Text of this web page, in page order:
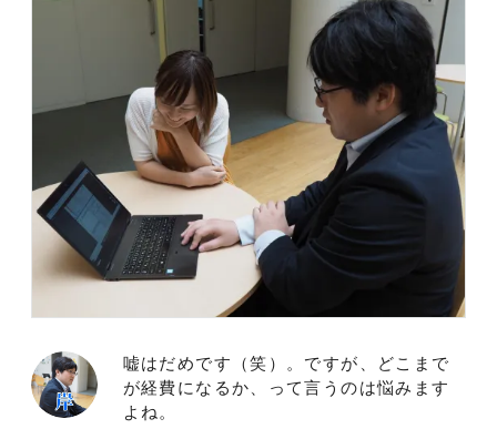
嘘はだめです（笑）。ですが、どこまで
が経費になるか、って言うのは悩みます
よね。